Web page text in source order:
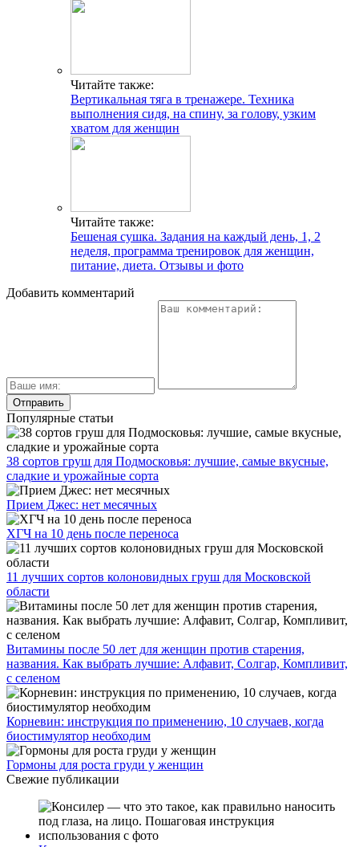
Читайте также:
Вертикальная тяга в тренажере. Техника
выполнения сидя, на спину, за голову, узким
хватом для женщин
Читайте также:
Бешеная сушка. Задания на каждый день, 1, 2
неделя, программа тренировок для женщин,
питание, диета. Отзывы и фото
Добавить комментарий
Популярные статьи
38 сортов груш для Подмосковья: лучшие, самые вкусные,
сладкие и урожайные сорта
Прием Джес: нет месячных
ХГЧ на 10 день после переноса
11 лучших сортов колоновидных груш для Московской
области
Витамины после 50 лет для женщин против старения,
названия. Как выбрать лучшие: Алфавит, Солгар, Компливит,
с селеном
Корневин: инструкция по применению, 10 случаев, когда
биостимулятор необходим
Гормоны для роста груди у женщин
Свежие публикации